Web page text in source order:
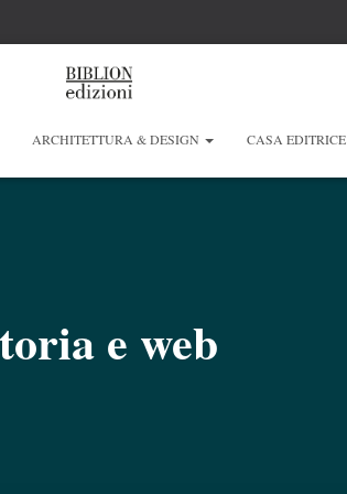
ARCHITETTURA & DESIGN CASA EDITRICE
e web